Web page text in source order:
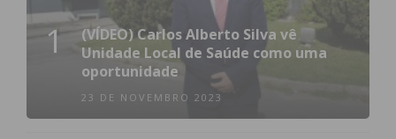
1
(VÍDEO) Carlos Alberto Silva vê
Unidade Local de Saúde como uma
oportunidade
23 DE NOVEMBRO 2023